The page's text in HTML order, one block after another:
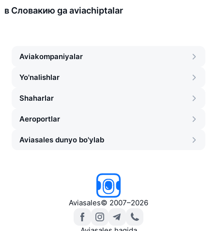
в Словакию ga aviachiptalar
Aviakompaniyalar
Yo'nalishlar
Shaharlar
Aeroportlar
Aviasales dunyo bo'ylab
Aviasales© 2007–2026